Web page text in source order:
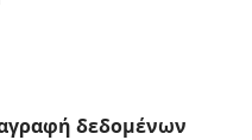
δεδομένων